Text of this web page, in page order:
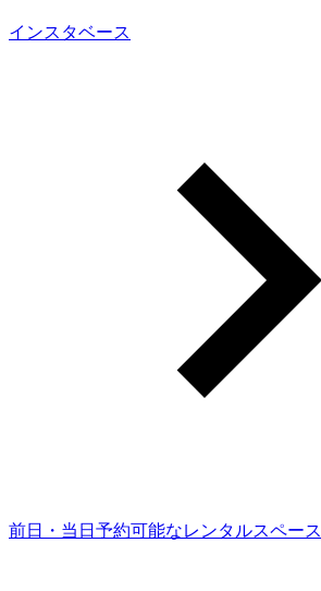
インスタベース
前日・当日予約可能なレンタルスペース